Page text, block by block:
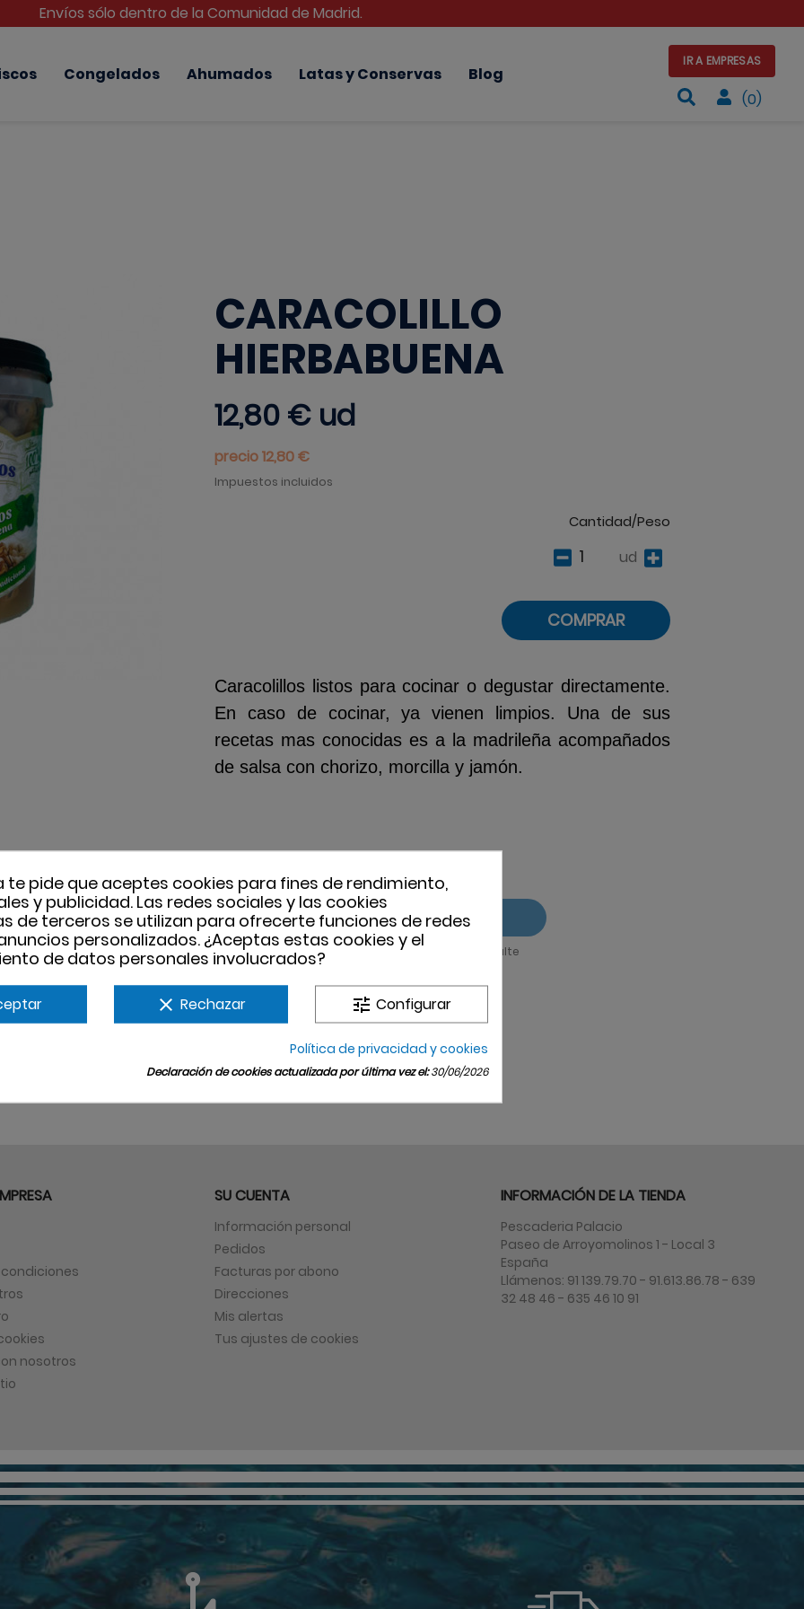
Envíos sólo dentro de la Comunidad de Madrid.
Congelados Ahumados Latas y Conservas Blog
IR A EMPRESAS
(0)
CARACOLILLO
HIERBABUENA
12,80 € ud
precio 12,80 €
Impuestos incluidos
Cantidad/Peso
ud
COMPRAR
Caracolillos listos para cocinar o degustar directamente.
En caso de cocinar, ya vienen limpios. Una de sus
recetas mas conocidas es a la madrileña acompañados
de salsa con chorizo, morcilla y jamón.
y ofertas
Puede darse de baja en cualquier momento. Para ello, consulte
nuestra información de contacto en el aviso legal.
Acepto las condiciones generales y la política de
confidencialidad
nosotros
SU CUENTA
Información personal
Pedidos
Facturas por abono
Direcciones
Mis alertas
Tus ajustes de cookies
INFORMACIÓN DE LA TIENDA
Pescaderia Palacio
Paseo de Arroyomolinos 1 - Local 3
España
Llámenos: 91 139.79.70 - 91.613.86.78 - 639
32 48 46 - 635 46 10 91
te pide que aceptes cookies para fines de rendimiento,
y publicidad. Las redes sociales y las cookies
de terceros se utilizan para ofrecerte funciones de redes
personalizados. ¿Aceptas estas cookies y el
de datos personales involucrados?
clear Rechazar tune Configurar
Política de privacidad y cookies
Declaración de cookies actualizada por última vez el:30/06/2026